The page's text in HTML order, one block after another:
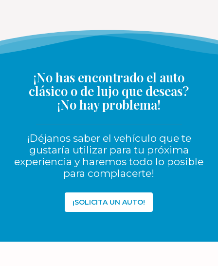
¡No has encontrado el auto
clásico o de lujo que deseas?
¡No hay problema!
¡Déjanos saber el vehículo que te
gustaría utilizar para tu próxima
experiencia y haremos todo lo posible
para complacerte!
¡SOLICITA UN AUTO!